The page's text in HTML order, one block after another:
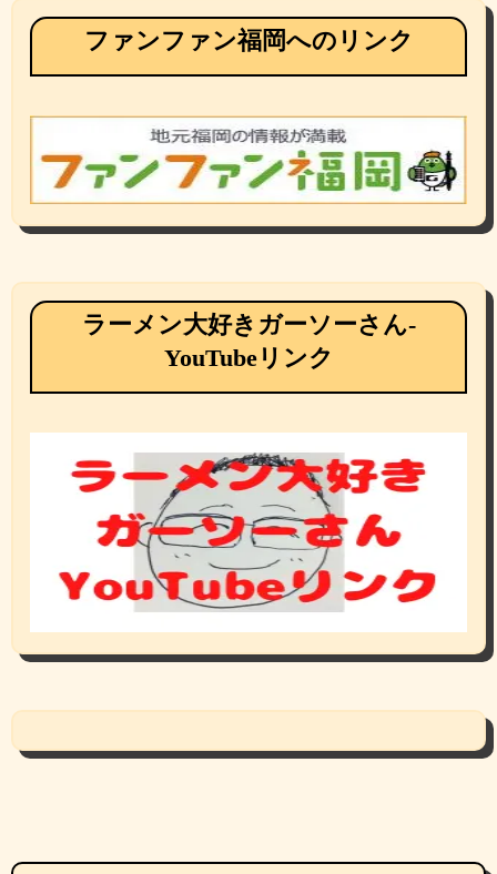
ファンファン福岡へのリンク
ラーメン大好きガーソーさん-
YouTubeリンク